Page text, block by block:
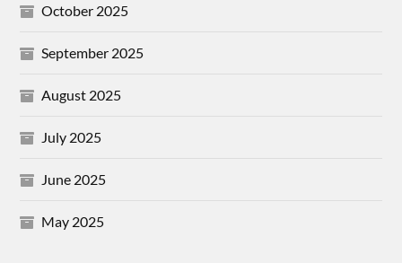
October 2025
September 2025
August 2025
July 2025
June 2025
May 2025